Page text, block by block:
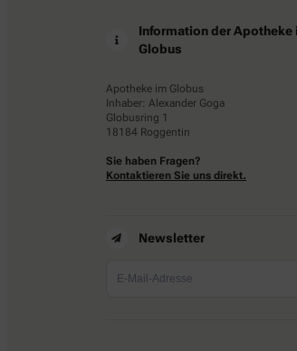
Information der Apotheke
Globus
Apotheke im Globus
Inhaber: Alexander Goga
Globusring 1
18184 Roggentin
Sie haben Fragen?
Kontaktieren Sie uns direkt.
Newsletter